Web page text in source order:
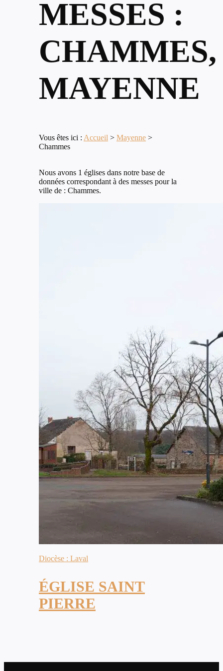
MESSES :
CHAMMES,
MAYENNE
Vous êtes ici : Accueil > Mayenne >
Chammes
Nous avons 1 églises dans notre base de
données correspondant à des messes pour la
ville de : Chammes.
Diocèse : Laval
ÉGLISE SAINT
PIERRE